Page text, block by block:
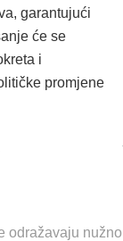
garantujući
će se
i
promjene
odražavaju nužno